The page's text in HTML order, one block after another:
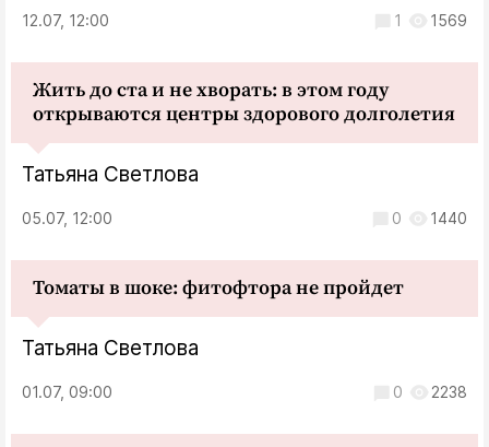
12.07, 12:00 1 1569
Жить до ста и не хворать: в этом году
открываются центры здорового долголетия
Татьяна Светлова
05.07, 12:00 0 1440
Томаты в шоке: фитофтора не пройдет
Татьяна Светлова
01.07, 09:00 0 2238